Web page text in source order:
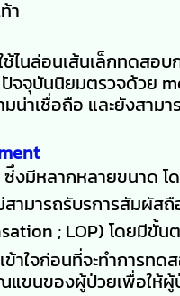
า
ช้ไนล่อนเส้นเล็กทดสอ
จุบันนิยมตรวจด้วย
น่าเชื่อถือ และยังสาม
มีหลากหลายขนาด โ
ามารถรับรการสัมผัส
; LOP) โดยมีขั้น
าใจก่อนที่จะทำการทด
ขนของผู้ป่วยเพื่อให้ผู้